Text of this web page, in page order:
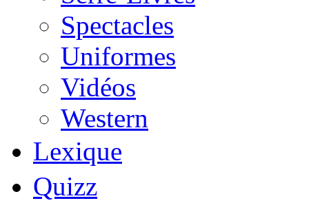
Spectacles
Uniformes
Vidéos
Western
Lexique
Quizz